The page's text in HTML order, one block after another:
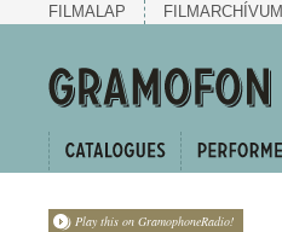
FILMALAP FILMARCHÍVUM
Play this on GramophoneRadio!